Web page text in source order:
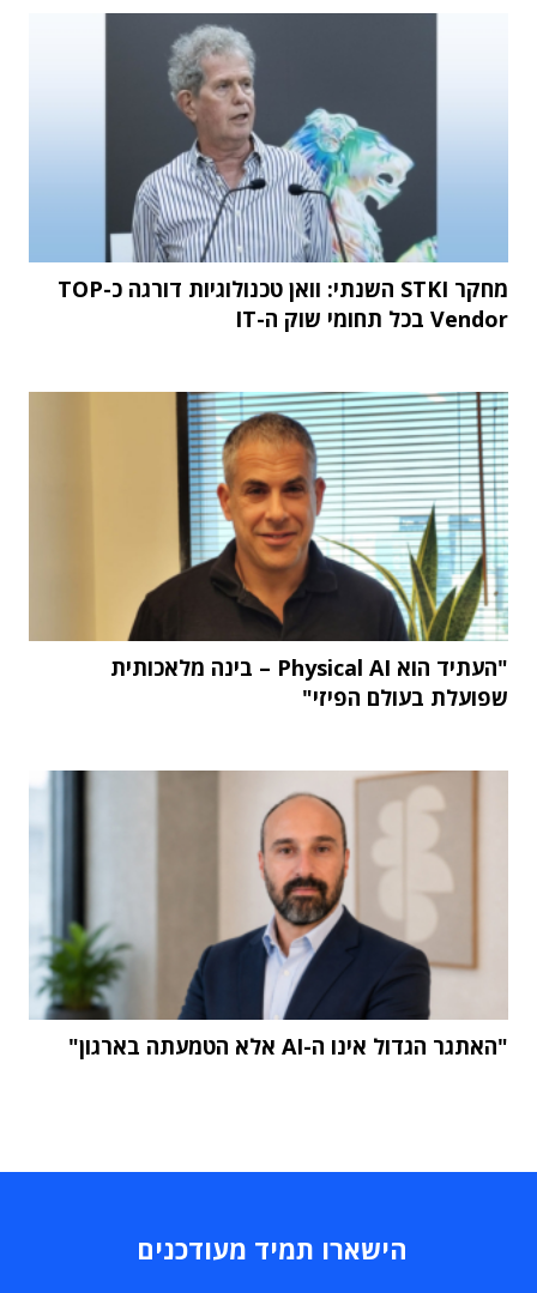
מחקר STKI השנתי: וואן טכנולוגיות דורגה כ-TOP
Vendor בכל תחומי שוק ה-IT
"העתיד הוא Physical AI – בינה מלאכותית
שפועלת בעולם הפיזי"
"האתגר הגדול אינו ה-AI אלא הטמעתה בארגון"
הישארו תמיד מעודכנים